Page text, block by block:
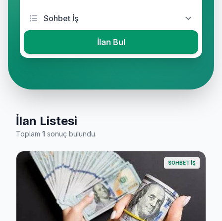
İlan Bul
İlan Listesi
Toplam 1 sonuç bulundu.
SOHBET İŞ